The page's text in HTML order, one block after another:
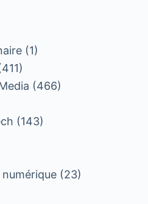
(1)
(466)
(143)
(23)